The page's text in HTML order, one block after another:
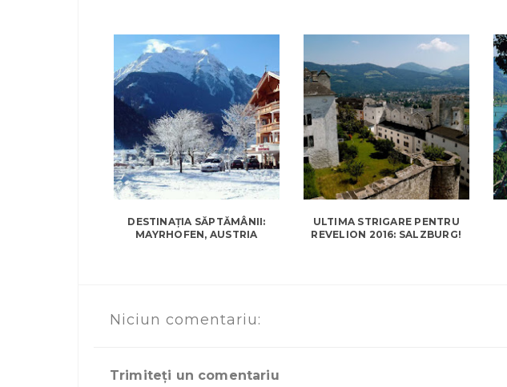
DESTINAȚIA SĂPTĂMÂNII:
MAYRHOFEN, AUSTRIA
ULTIMA STRIGARE PENTRU
REVELION 2016: SALZBURG!
Niciun comentariu:
Trimiteți un comentariu